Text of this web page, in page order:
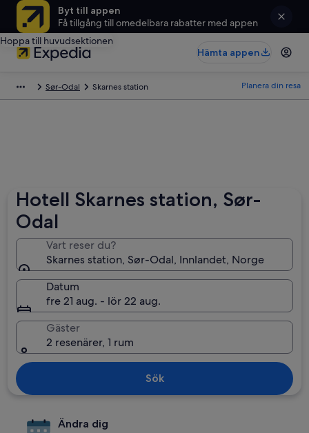
Byt till appen
Få tillgång till omedelbara rabatter med appen
Hoppa till huvudsektionen
Hämta appen
Sør-Odal Skarnes station Planera din resa
Hotell Skarnes station, Sør-
Odal
Vart reser du?
Skarnes station, Sør-Odal, Innlandet, Norge
Datum
fre 21 aug. - lör 22 aug.
Gäster
2 resenärer, 1 rum
Sök
Ändra dig